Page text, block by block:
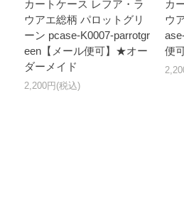
カートケース レフア・ラ
ウアエ総柄 パロットグリ
ーン pcase-K0007-parrotgr
een【メール便可】★オー
ダーメイド
2,200円(税込)
カ
ウ
便